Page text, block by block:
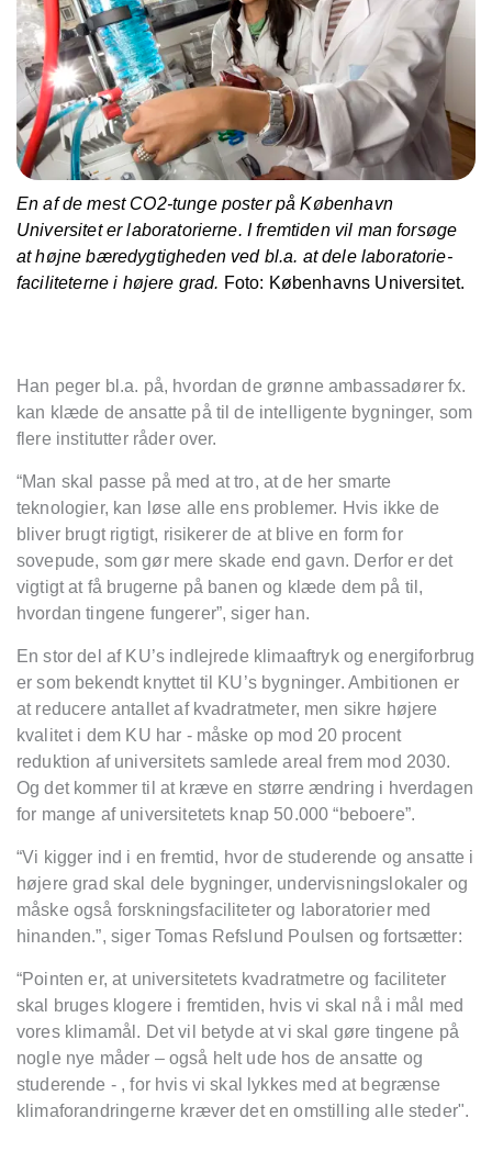
En af de mest CO2-tunge poster på København
Universitet er laboratorierne. I fremtiden vil man forsøge
at højne bæredygtigheden ved bl.a. at dele laboratorie-
faciliteterne i højere grad. Foto: Københavns Universitet.
Han peger bl.a. på, hvordan de grønne ambassadører fx.
kan klæde de ansatte på til de intelligente bygninger, som
flere institutter råder over.
“Man skal passe på med at tro, at de her smarte
teknologier, kan løse alle ens problemer. Hvis ikke de
bliver brugt rigtigt, risikerer de at blive en form for
sovepude, som gør mere skade end gavn. Derfor er det
vigtigt at få brugerne på banen og klæde dem på til,
hvordan tingene fungerer”, siger han.
En stor del af KU’s indlejrede klimaaftryk og energiforbrug
er som bekendt knyttet til KU’s bygninger. Ambitionen er
at reducere antallet af kvadratmeter, men sikre højere
kvalitet i dem KU har - måske op mod 20 procent
reduktion af universitets samlede areal frem mod 2030.
Og det kommer til at kræve en større ændring i hverdagen
for mange af universitetets knap 50.000 “beboere”.
“Vi kigger ind i en fremtid, hvor de studerende og ansatte i
højere grad skal dele bygninger, undervisningslokaler og
måske også forskningsfaciliteter og laboratorier med
hinanden.”, siger Tomas Refslund Poulsen og fortsætter:
“Pointen er, at universitetets kvadratmetre og faciliteter
skal bruges klogere i fremtiden, hvis vi skal nå i mål med
vores klimamål. Det vil betyde at vi skal gøre tingene på
nogle nye måder – også helt ude hos de ansatte og
studerende - , for hvis vi skal lykkes med at begrænse
klimaforandringerne kræver det en omstilling alle steder".